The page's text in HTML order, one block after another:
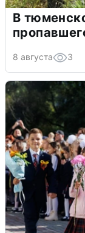
В
8 августа 3